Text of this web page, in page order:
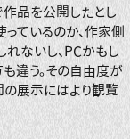
作品を公開したとし
ているのか、作家側
れないし、PCかもし
違う。その自由度が
の展示にはより観覧